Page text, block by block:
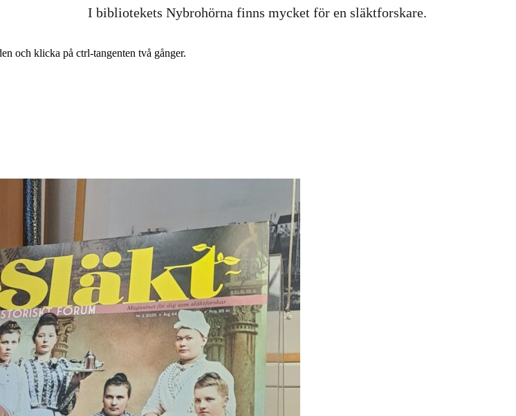
I bibliotekets Nybrohörna finns mycket för en släktforskare.
och klicka på ctrl-tangenten två gånger.